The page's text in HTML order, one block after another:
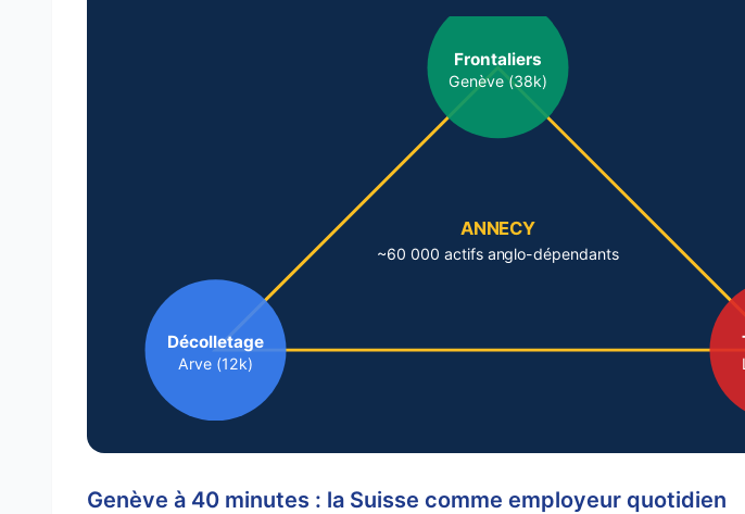
Frontaliers
Genève (38k)
Décolletage
Arve (12k)
ANNECY
~60 000 actifs anglo-dépendants
Genève à 40 minutes : la Suisse comme employeur quotidien